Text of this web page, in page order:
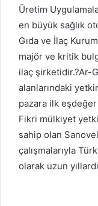
Üretim
en büyük sağlık
Gıda ve İlaç
majör ve kritik
ilaç şirketidir.?Ar-
alanlarındaki
pazara ilk
Fikri mülkiyet
sahip olan
çalışmalarıyla
olarak uzun